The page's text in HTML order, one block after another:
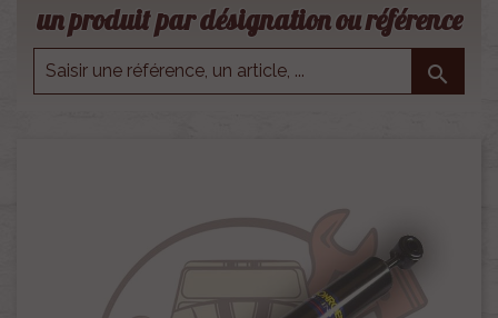
un produit par désignation ou référence
